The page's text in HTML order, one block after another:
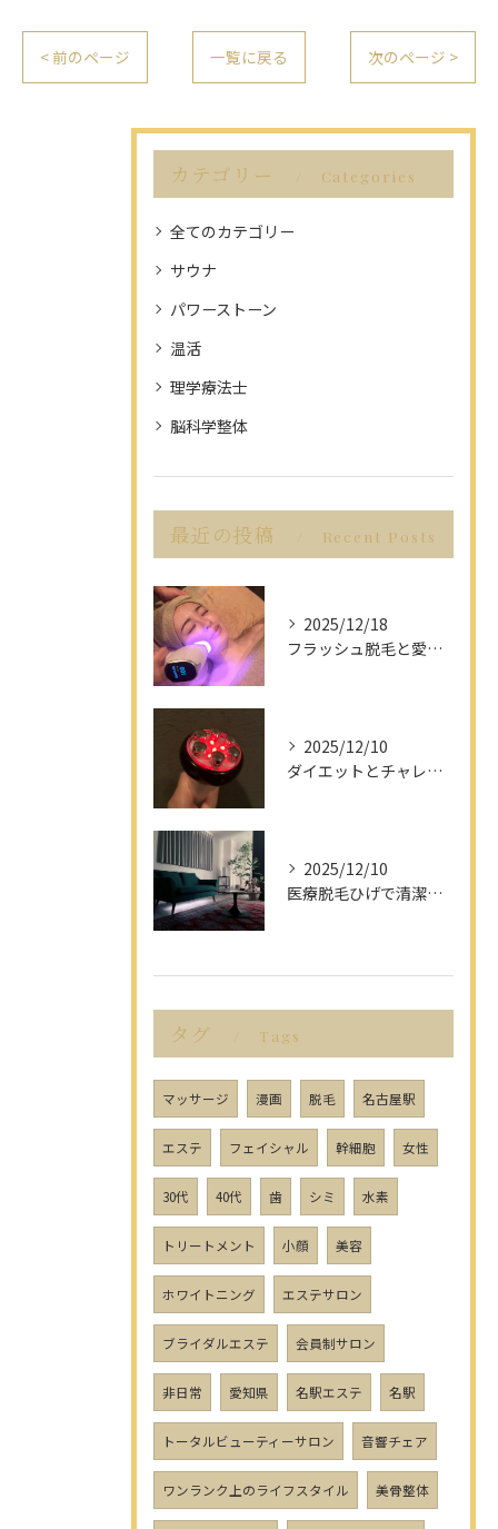
< 前のページ 一覧に戻る 次のページ >
カテゴリー Categories
全てのカテゴリー
サウナ
パワーストーン
温活
理学療法士
脳科学整体
最近の投稿 Recent Posts
2025/12/18
フラッシュ脱毛と愛知県名古屋市の最新脱毛事情で理想の美肌を目指す方法
2025/12/10
ダイエットとチャレンジを愛知県名古屋市で楽しみながら成功させるポイント解説
2025/12/10
医療脱毛ひげで清潔感アップを目指す男性へ愛知県名古屋市のヒゲ脱毛で選ぶべきポイント
タグ Tags
マッサージ 漫画 脱毛 名古屋駅
エステ フェイシャル 幹細胞 女性
30代 40代 歯 シミ 水素
トリートメント 小顔 美容
ホワイトニング エステサロン
ブライダルエステ 会員制サロン
非日常 愛知県 名駅エステ 名駅
トータルビューティーサロン 音響チェア
ワンランク上のライフスタイル 美骨整体